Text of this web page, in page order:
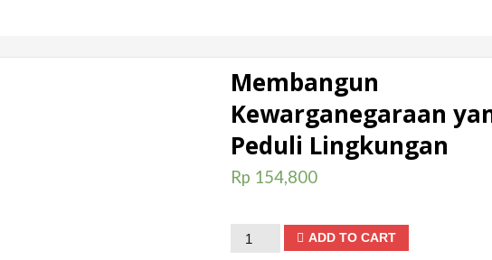
Membangun
Kewarganegaraan
Peduli Lingkungan
Rp 154,800
Membangun ADD TO CART